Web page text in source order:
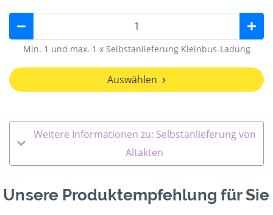
Min. 1 und max. 1 x Selbstanlieferung Kleinbus-Ladung
Auswählen
Weitere Informationen zu: Selbstanlieferung von
Altakten
Unsere Produktempfehlung für Sie